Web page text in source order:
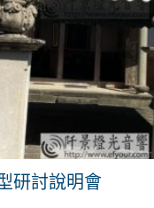
研討說明會